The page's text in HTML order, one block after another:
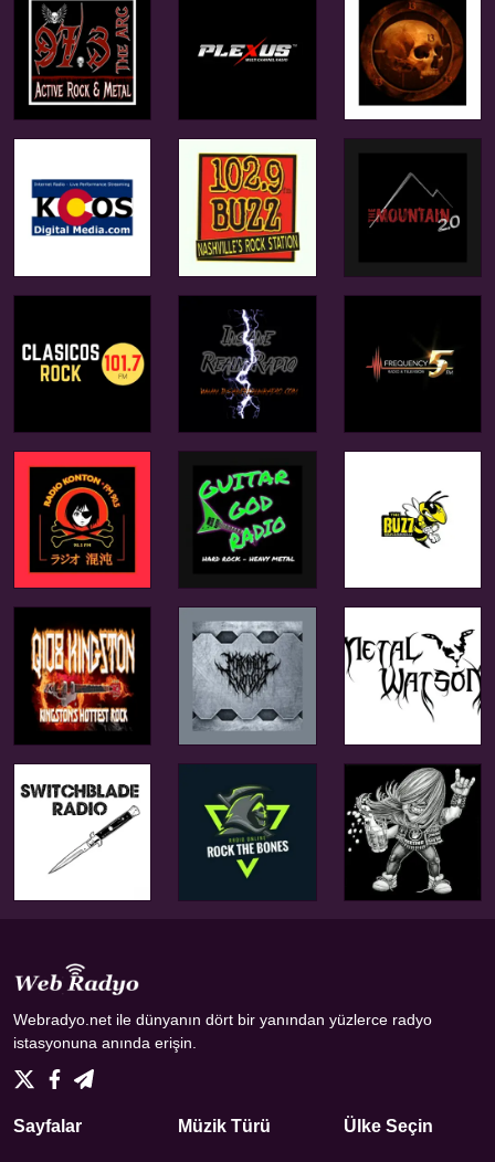
Webradyo.net ile dünyanın dört bir yanından yüzlerce radyo
istasyonuna anında erişin.
Sayfalar Müzik Türü Ülke Seçin